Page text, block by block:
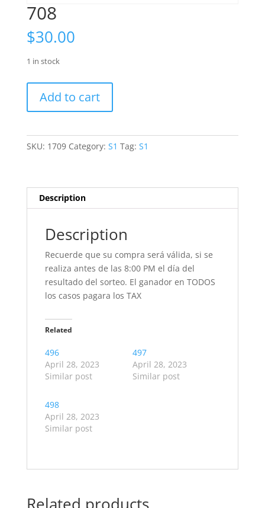
708
$30.00
1 in stock
quantity
Add to cart
SKU: 1709 Category: S1 Tag: S1
Description
Description
Recuerde que su compra será válida, si se
realiza antes de las 8:00 PM el día del
resultado del sorteo. El ganador en TODOS
los casos pagara los TAX
Related
496
April 28, 2023
Similar post
497
April 28, 2023
Similar post
498
April 28, 2023
Similar post